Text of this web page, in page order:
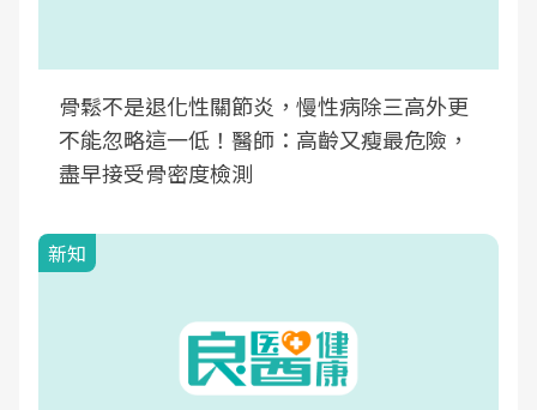
骨鬆不是退化性關節炎，慢性病除三高外更
不能忽略這一低！醫師：高齡又瘦最危險，
盡早接受骨密度檢測
新知